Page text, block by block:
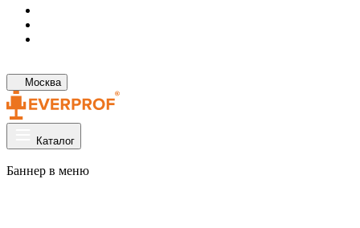
Москва
Каталог
Баннер в меню